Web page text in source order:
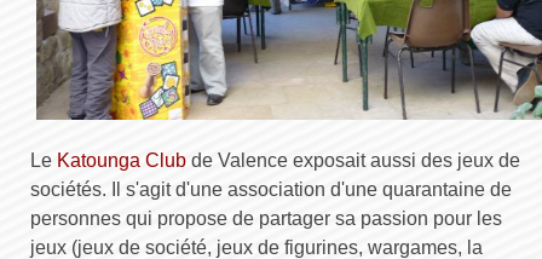
Le Katounga Club de Valence exposait aussi des jeux de
sociétés. Il s'agit d'une association d'une quarantaine de
personnes qui propose de partager sa passion pour les
jeux (jeux de société, jeux de figurines, wargames, la